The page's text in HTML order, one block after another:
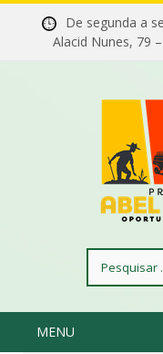
De segunda a
Alacid Nunes,
por:
MENU